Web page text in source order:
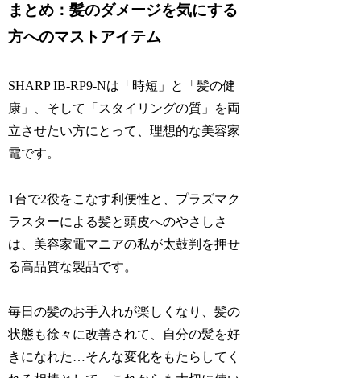
まとめ：髪のダメージを気にする
方へのマストアイテム
SHARP IB-RP9-Nは「時短」と「髪の健
康」、そして「スタイリングの質」を両
立させたい方にとって、理想的な美容家
電です。
1台で2役をこなす利便性と、プラズマク
ラスターによる髪と頭皮へのやさしさ
は、美容家電マニアの私が太鼓判を押せ
る高品質な製品です。
毎日の髪のお手入れが楽しくなり、髪の
状態も徐々に改善されて、自分の髪を好
きになれた…そんな変化をもたらしてく